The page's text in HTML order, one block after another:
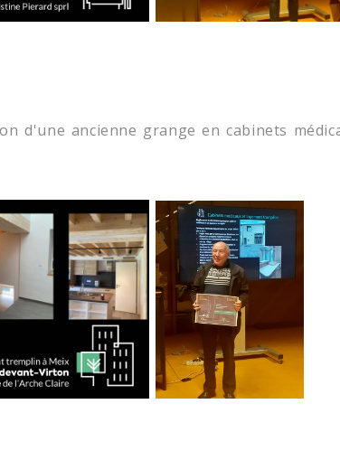
d'une ancienne grange en cabinets